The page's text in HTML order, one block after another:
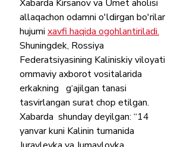
Xabarda Kirsanov va Umet aholisi
allaqachon odamni o'ldirgan bo'rilar
hujumi xavfi haqida ogohlantiriladi.
Shuningdek, Rossiya
Federatsiyasining Kaliniskiy viloyati
ommaviy axborot vositalarida
erkakning   g‘ajilgan tanasi
tasvirlangan surat chop etilgan.
Xabarda  shunday deyilgan: “14
yanvar kuni Kalinin tumanida